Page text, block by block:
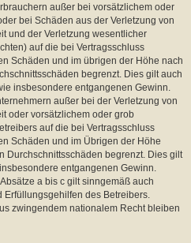
außer bei vorsätzlichem oder
bei Schäden aus der Verletzung von
und der Verletzung wesentlicher
auf die bei Vertragsschluss
Schäden und im übrigen der Höhe nach
begrenzt. Dies gilt auch
insbesondere entgangenen Gewinn.
außer bei der Verletzung von
oder vorsätzlichem oder grob
auf die bei Vertragsschluss
Schäden und im Übrigen der Höhe
Durchschnittsschäden begrenzt. Dies gilt
entgangenen Gewinn.
a bis c gilt sinngemäß auch
des Betreibers.
zwingendem nationalem Recht bleiben